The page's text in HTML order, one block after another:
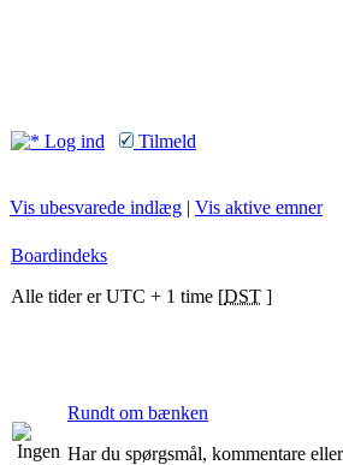
Log ind
Tilmeld
Vis ubesvarede indlæg | Vis aktive emner
Boardindeks
Alle tider er UTC + 1 time [DST ]
Rundt om bænken
Har du spørgsmål, kommentare